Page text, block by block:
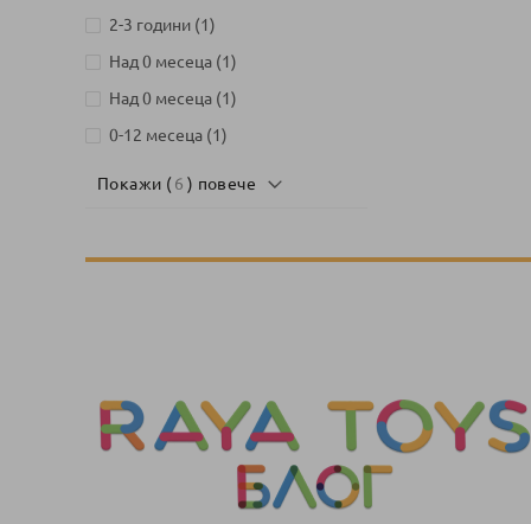
2-3 години 1
артикул
Над 0 месеца 1
артикул
Над 0 месеца 1
артикул
0-12 месеца 1
артикул
Покажи (6 ) повече